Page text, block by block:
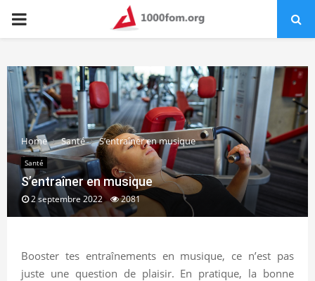
PRIMARY
Home Santé S’entraîner en musique
Santé
S’entraîner en musique
2 septembre 2022 2081
Booster tes entraînements en musique, ce n’est pas
juste une question de plaisir. En pratique, la bonne